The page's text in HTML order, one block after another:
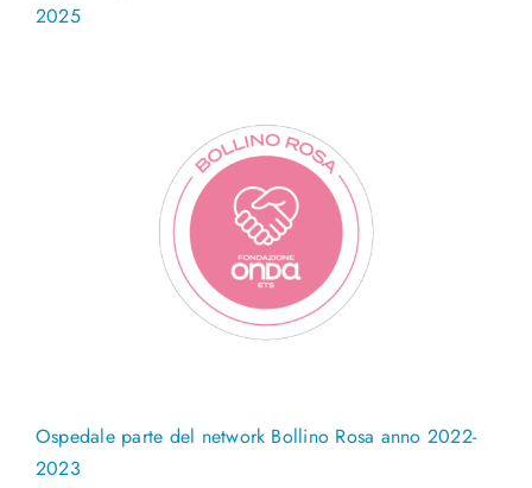
2025
Ospedale parte del network Bollino Rosa anno 2022-
2023